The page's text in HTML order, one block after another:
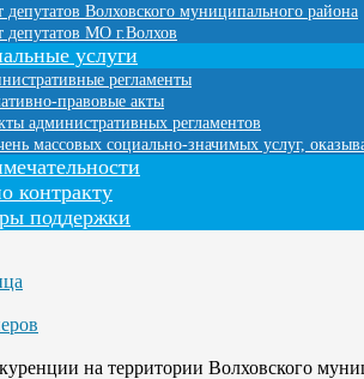
депутатов Волховского муниципального района
депутатов МО г.Волхов
услуги
регламенты
правовые акты
административных регламентов
массовых социально-значимых услуг,
контракту
поддержки
на территории Волховского